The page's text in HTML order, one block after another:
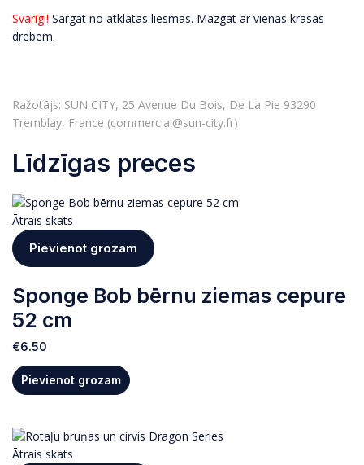
Svarīgi! Sargāt no atklātas liesmas. Mazgāt ar vienas krāsas
drēbēm.
Ražotājs: SUN CITY, 25 Avenue Du Bois, De La Pie 93290
Tremblay, France (commercial@sun-city.fr)
Līdzīgas preces
Ātrais skats
Pievienot grozam
Sponge Bob bērnu ziemas cepure
52 cm
€6.50
Pievienot grozam
Ātrais skats